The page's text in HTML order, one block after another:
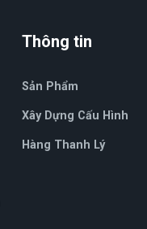
Thông tin
Sản Phẩm
Xây Dựng Cấu Hình
Hàng Thanh Lý